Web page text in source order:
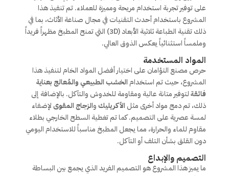
على توفير تجربة استخدام مريحة ومميزة للعملاء. تم تنفيذ هذا
المشروع باستخدام أحدث التقنيات في مجال صناعة الأثاث، بما في
ذلك تقنية الطباعة ثلاثية الأبعاد (3D) التي تمنح المطبخ مظهراً فريداً
وملمساً استثنائياً يعكس الذوق العالي.
المواد المستخدمة
حرص مصنع التؤامان على اختيار أفضل المواد الخام لتنفيذ هذا
المشروع، حيث تم استخدامالخشب الطبيعي والمُعالج بعناية
فائقةلتوفير متانة عالية ومقاومة للخدوش والتآكل. بالإضافة إلى
ذلك، تم دمج مواد أخرى مثل الأكريليكوالزجاج المقوىلإضفاء
لمسة عصرية على التصميم. كما تم تغطية السطح الخارجي بطلاء
مقاوم للماء والحرارة، مما يجعل المطبخ مناسباً للاستخدام اليومي
دون القلق بشأن التلف أو التآكل.
التصميم والإبداع
ما يميز هذا المشروع هو التصميم الفريد الذي يجمع بين البساطة